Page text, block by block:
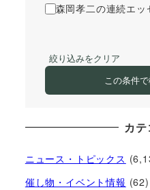
森岡孝二の連続エッ
絞り込みをクリア
この条件
カ
ニュース・トピックス
催し物・イベント情報 (62)